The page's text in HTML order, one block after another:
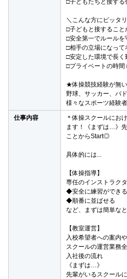
□子どもたちと接する
＼こんな方にピッタ
□子どもと接すること
□安全第一でルールを
□相手の立場になって
□安定した環境で長く
□プライベートの時
★体操競技経験が無
野球、サッカー、バ
様々なスポーツ経験
仕事内容
＊体操スクールにお
ます！《まずは…》
ことからStart◎
具体的には...
【体操指導】
専任のインストラク
◆安全に練習ができ
◆順番に並ばせる
など、まずは簡単な
【教室運営】
入校希望者への案内
スクールの運営業務
入社後の流れ
《まずは…》
先輩がいるスクール